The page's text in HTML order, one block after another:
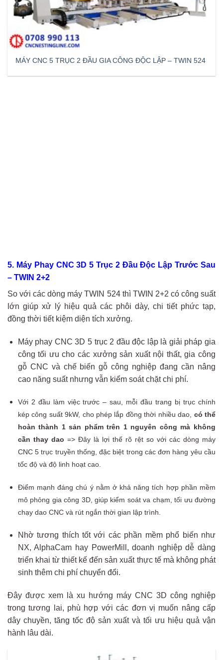
MÁY CNC 5 TRỤC 2 ĐẦU GIA CÔNG ĐỘC LẬP – TWIN 524
5. Máy Phay CNC 3D 5 Trục 2 Đầu Độc Lập Trước Sau
– TWIN 2+2
So với các dòng máy TWIN 524 thì TWIN 2+2 có công suất
lớn giúp xử lý hiệu quả các phôi dày, chi tiết phức tạp,
đồng thời tiết kiệm diện tích xưởng.
Máy phay CNC 3D 5 trục 2 đầu độc lập là giải pháp gia
công tối ưu cho các xưởng sản xuất nội thất, gia công
gỗ CNC và chế biến gỗ công nghiệp đang cần nâng
cao năng suất nhưng vẫn kiểm soát chặt chi phí.
Với 2 đầu làm việc trước – sau, mỗi đầu trang bị trục chính
kép công suất 9kW, cho phép lắp đồng thời nhiều dao, có thể
hoàn thành 1 sản phẩm trên 1 nguyên công mà không
cần thay dao => Đây là lợi thế rõ rệt so với các dòng máy
CNC 5 trục truyền thống, đặc biệt trong các đơn hàng yêu cầu
tốc độ và độ linh hoạt cao.
Điểm mạnh đáng chú ý nằm ở khả năng tích hợp phần mềm
mô phỏng gia công 3D, giúp kiểm soát va chạm, tối ưu đường
chạy dao CNC và rút ngắn thời gian lập trình.
Nhờ tương thích tốt với các phần mềm phổ biến như
NX, AlphaCam hay PowerMill, doanh nghiệp dễ dàng
triển khai từ thiết kế đến sản xuất thực tế mà không phát
sinh thêm chi phí chuyển đổi.
Đây được xem là xu hướng máy CNC 3D công nghiệp
trong tương lai, phù hợp với các đơn vị muốn nâng cấp
dây chuyền, tăng tốc độ sản xuất và tối ưu hiệu quả vận
hành lâu dài.